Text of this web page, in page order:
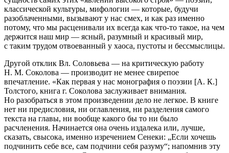
классической культуры, мифологии — которые, будучи
разоблаченными, вызывают у нас смех, и как раз именно
потому, что мы расценивали их всегда как что-то такое, на чем
держится наш мир — ясный, разумный и красивый мир,
с таким трудом отвоеванный у хаоса, пустоты и бессмыслицы.
Другой отклик Вл. Соловьева — на критическую работу
Н. М. Соколова — производит не менее свирепое
впечатление. «Как первая у нас монография о поэзии [А. К.]
Толстого, книга г. Соколова заслуживает внимания.
Но разобраться в этом произведении дело не легкое. В книге
нет ни предисловия, ни оглавления, ни разделения самого
текста на главы, ни вообще какого бы то ни было
расчленения. Начинается она очень издалека или, лучше,
сказать, свысока, именно изречением Сенеки: „Если хочешь
подчинить себе все, сам подчини себя разуму“; напомнив эту